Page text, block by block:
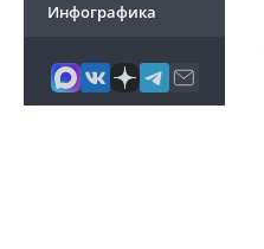
Инфографика